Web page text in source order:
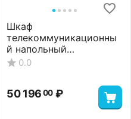
й напольный
ШТНП-18U-800-1000-М-
RAL7035
0.0
50 19600 ₽